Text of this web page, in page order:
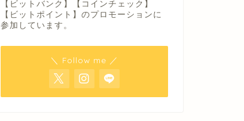
【ビットバンク】【コインチェック】
【ビットポイント】のプロモーションに
参加しています。
＼ Follow me ／